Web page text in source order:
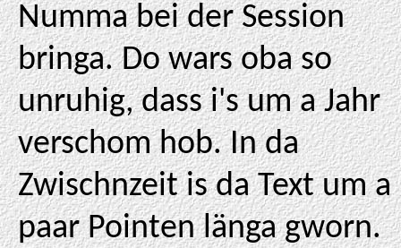
Numma bei der Session
bringa. Do wars oba so
unruhig, dass i's um a Jahr
verschom hob. In da
Zwischnzeit is da Text um a
paar Pointen länga gworn.